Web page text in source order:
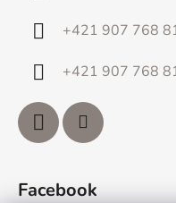
+421 907 768
+421 907 768
Facebook